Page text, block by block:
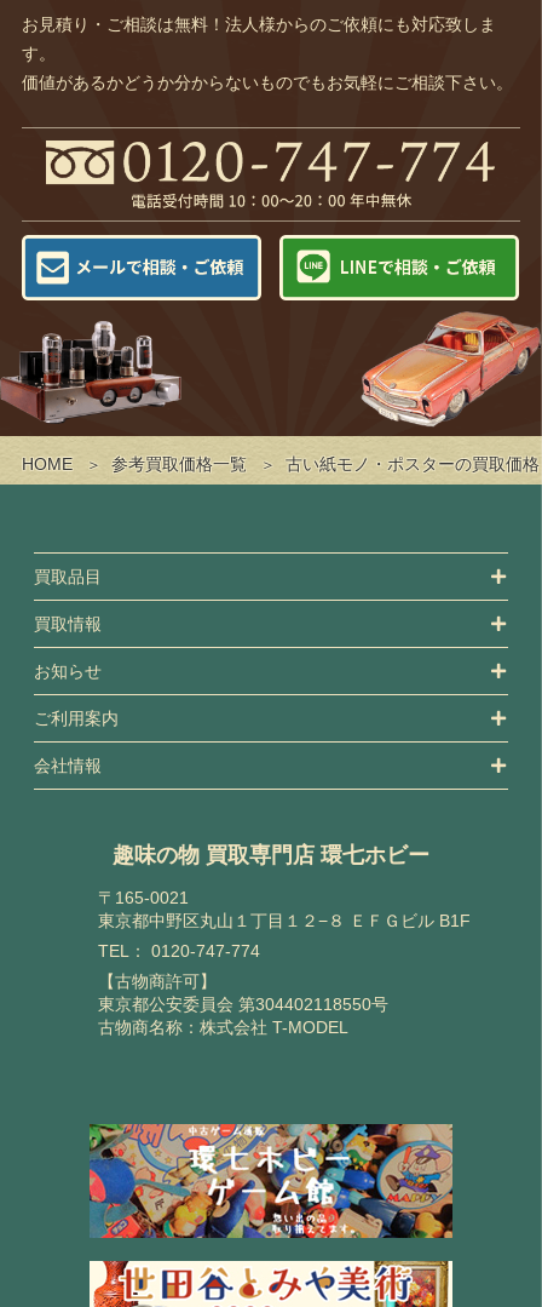
HOME 参考買取価格一覧 古い紙モノ・ポスターの買取価格
お見積り・ご相談は無料！法人様からのご依頼にも対応致しま
す。
価値があるかどうか分からないものでもお気軽にご相談下さい。
買取品目
買取情報
お知らせ
ご利用案内
会社情報
趣味の物 買取専門店 環七ホビー
〒165-0021
東京都中野区丸山１丁目１２−８ ＥＦＧビル B1F
TEL： 0120-747-774
【古物商許可】
東京都公安委員会 第304402118550号
古物商名称：株式会社 T-MODEL